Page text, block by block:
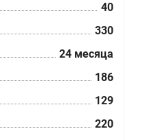
40
330
24 месяца
186
129
220